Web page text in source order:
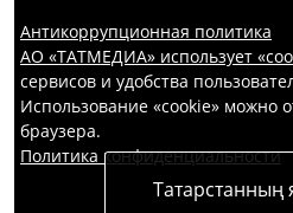
Антикоррупционная политика
АО «ТАТМЕДИА» использует
сервисов и удобства
Использование «cookie» можно
браузера.
Политика конфиденциальности